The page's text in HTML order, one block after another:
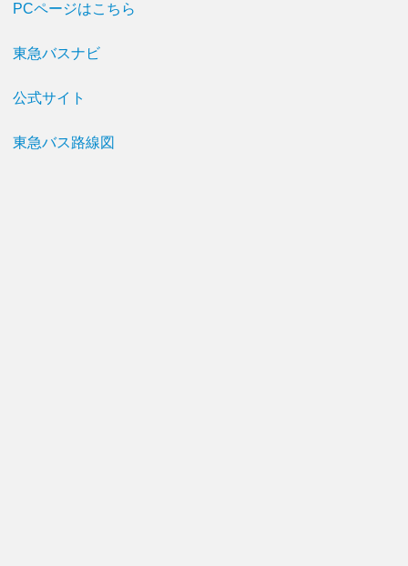
PCページはこちら
東急バスナビ
公式サイト
東急バス路線図